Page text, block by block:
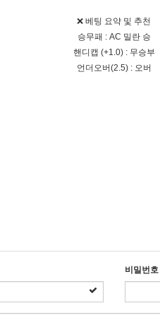
❌ 베팅 요약 및 추천
승무패 : AC 밀란 승
핸디캡 (+1.0) : 무승부
언더오버(2.5) : 오버
비밀번호